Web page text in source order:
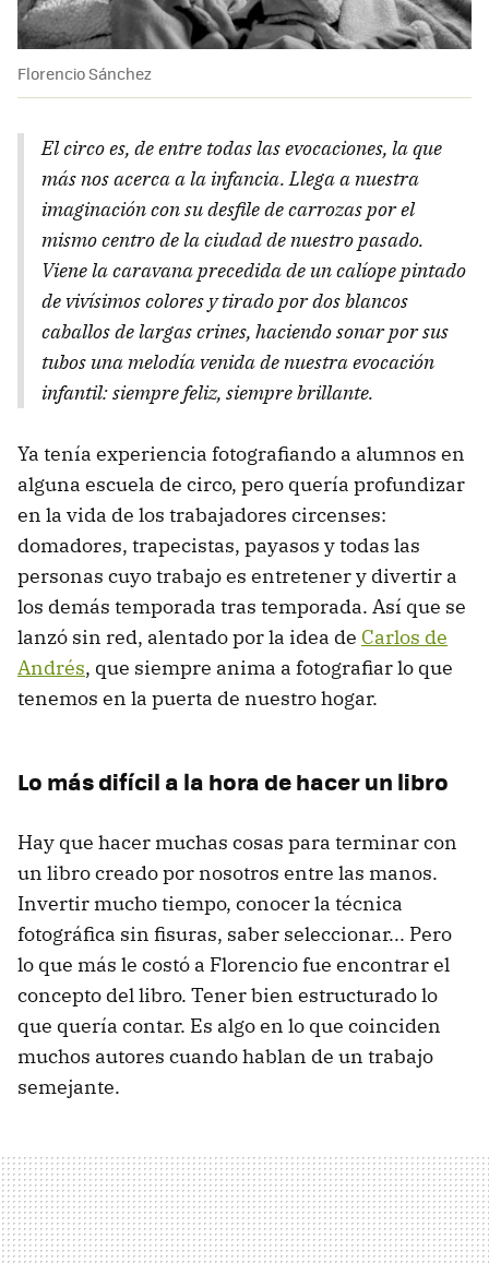
Florencio Sánchez
El circo es, de entre todas las evocaciones, la que
más nos acerca a la infancia. Llega a nuestra
imaginación con su desfile de carrozas por el
mismo centro de la ciudad de nuestro pasado.
Viene la caravana precedida de un calíope pintado
de vivísimos colores y tirado por dos blancos
caballos de largas crines, haciendo sonar por sus
tubos una melodía venida de nuestra evocación
infantil: siempre feliz, siempre brillante.
Ya tenía experiencia fotografiando a alumnos en
alguna escuela de circo, pero quería profundizar
en la vida de los trabajadores circenses:
domadores, trapecistas, payasos y todas las
personas cuyo trabajo es entretener y divertir a
los demás temporada tras temporada. Así que se
lanzó sin red, alentado por la idea de Carlos de
Andrés, que siempre anima a fotografiar lo que
tenemos en la puerta de nuestro hogar.
Lo más difícil a la hora de hacer un libro
Hay que hacer muchas cosas para terminar con
un libro creado por nosotros entre las manos.
Invertir mucho tiempo, conocer la técnica
fotográfica sin fisuras, saber seleccionar... Pero
lo que más le costó a Florencio fue encontrar el
concepto del libro. Tener bien estructurado lo
que quería contar. Es algo en lo que coinciden
muchos autores cuando hablan de un trabajo
semejante.